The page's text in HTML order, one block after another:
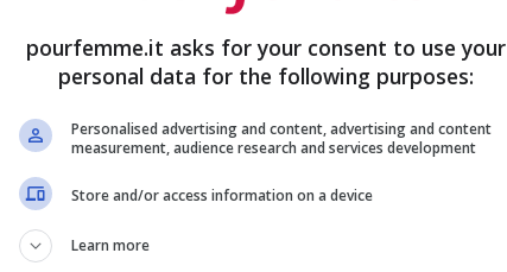
pourfemme.it asks for your consent to use your
personal data for the following purposes:
Personalised advertising and content, advertising and content
measurement, audience research and services development
Store and/or access information on a device
Learn more